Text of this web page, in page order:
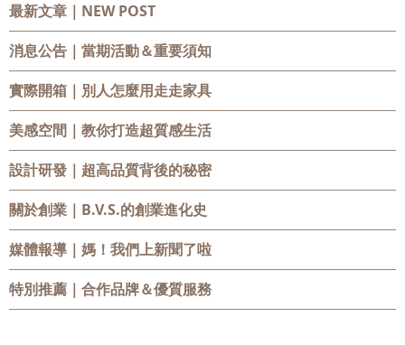
最新文章｜NEW POST
消息公告 ｜當期活動＆重要須知
實際開箱 ｜別人怎麼用走走家具
美感空間 ｜教你打造超質感生活
設計研發 ｜超高品質背後的秘密
關於創業 ｜B.V.S.的創業進化史
媒體報導 ｜媽！我們上新聞了啦
特別推薦 ｜合作品牌＆優質服務